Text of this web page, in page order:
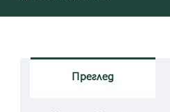
Преглед